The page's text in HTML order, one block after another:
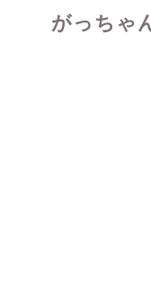
がっちゃ